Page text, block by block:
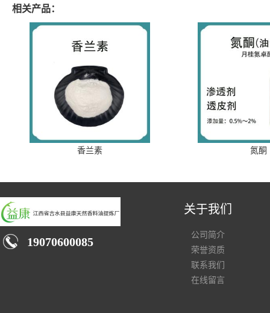
相关产品：
香兰素 氮酮
19070600085
关于我们
公司简介
荣誉资质
联系我们
在线留言